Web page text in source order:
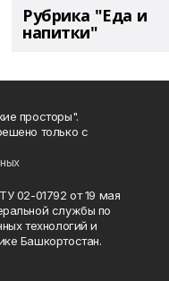
Рубрика "Еда и
напитки"
просторы".
только с
02-01792 от 19 мая
службы по
технологий и
Башкортостан.